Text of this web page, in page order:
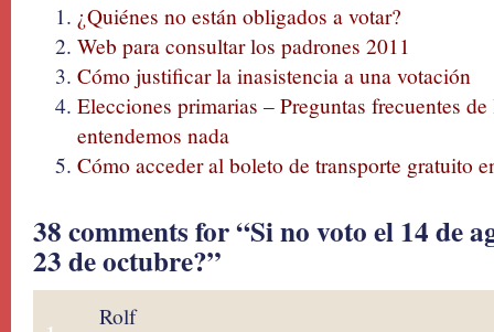
¿Quiénes no están obligados a votar?
Web para consultar los padrones 2011
Cómo justificar la inasistencia a una votación
Elecciones primarias – Preguntas frecuentes
entendemos nada
Cómo acceder al boleto de transporte gratuito
38 comments for “Si no voto el 14 de
23 de octubre?”
Rolf